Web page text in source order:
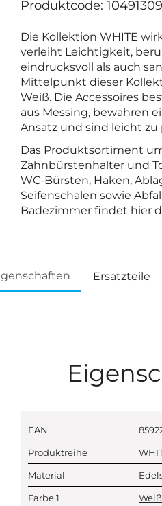
Produktcode:
Die Kollektion WHITE
verleiht Leichtigkeit,
eindrucksvoll als auch
Mittelpunkt dieser
Weiß. Die Accessoires
aus Messing, bewahren
Ansatz und sind leicht zu
Das Produktsortiment
Zahnbürstenhalter und
WC-Bürsten, Haken,
Seifenschalen sowie
Badezimmer findet hier
Ersatzteile
EAN
Produktreihe
Material
Farbe 1 Weiß